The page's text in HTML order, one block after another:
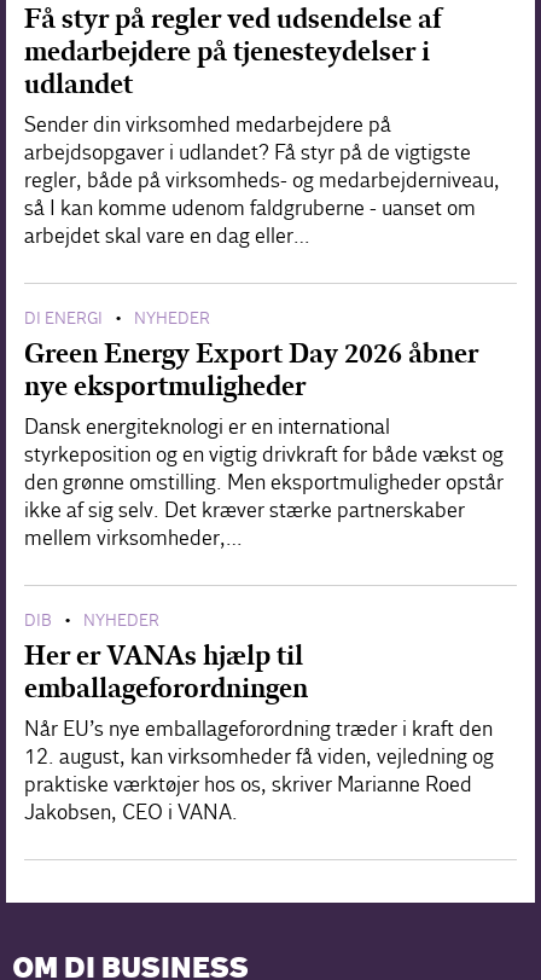
Få styr på regler ved udsendelse af
medarbejdere på tjenesteydelser i
udlandet
Sender din virksomhed medarbejdere på
arbejdsopgaver i udlandet? Få styr på de vigtigste
regler, både på virksomheds- og medarbejderniveau,
så I kan komme udenom faldgruberne - uanset om
arbejdet skal vare en dag eller…
DI ENERGI • NYHEDER
Green Energy Export Day 2026 åbner
nye eksportmuligheder
Dansk energiteknologi er en international
styrkeposition og en vigtig drivkraft for både vækst og
den grønne omstilling. Men eksportmuligheder opstår
ikke af sig selv. Det kræver stærke partnerskaber
mellem virksomheder,…
DIB • NYHEDER
Her er VANAs hjælp til
emballageforordningen
Når EU’s nye emballageforordning træder i kraft den
12. august, kan virksomheder få viden, vejledning og
praktiske værktøjer hos os, skriver Marianne Roed
Jakobsen, CEO i VANA.
OM DI BUSINESS